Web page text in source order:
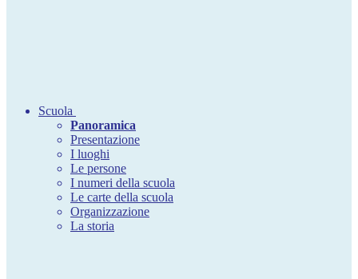
Scuola
Panoramica
Presentazione
I luoghi
Le persone
I numeri della scuola
Le carte della scuola
Organizzazione
La storia